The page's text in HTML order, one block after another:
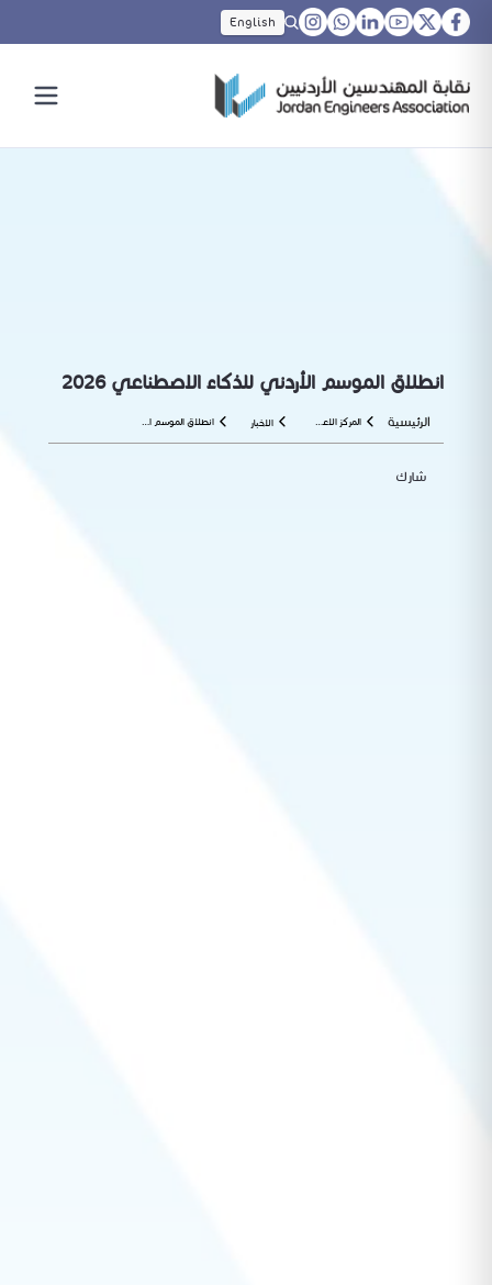
English
انطلاق الموسم الأردني للذكاء الاصطناعي 2026
الرئيسية الاخبار انطلاق الموسم الأردني للذكاء الاصطناعي 2026
شارك